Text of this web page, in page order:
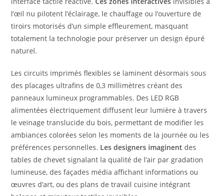
l’œil nu pilotent l’éclairage, le chauffage ou l’ouverture de
tiroirs motorisés d’un simple effleurement, masquant
totalement la technologie pour préserver un design épuré
naturel.
Les circuits imprimés flexibles se laminent désormais sous
des placages ultrafins de 0,3 millimètres créant des
panneaux lumineux programmables. Des LED RGB
alimentées électriquement diffusent leur lumière à travers
le veinage translucide du bois, permettant de modifier les
ambiances colorées selon les moments de la journée ou les
préférences personnelles. Les designers imaginent des
tables de chevet signalant la qualité de l’air par gradation
lumineuse, des façades média affichant informations ou
œuvres d’art, ou des plans de travail cuisine intégrant